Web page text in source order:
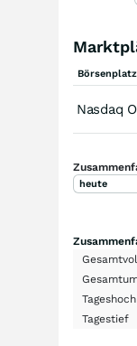
Börsenplatz
Nasdaq
heute
Tageshoch
Tagestief